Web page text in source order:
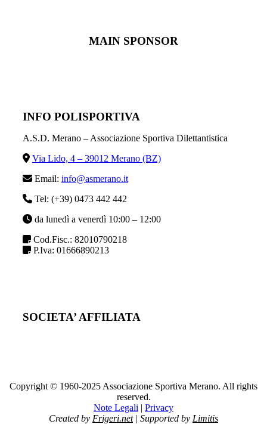
MAIN SPONSOR
INFO POLISPORTIVA
A.S.D. Merano – Associazione Sportiva Dilettantistica
Via Lido, 4 – 39012 Merano (BZ)
Email: info@asmerano.it
Tel: (+39) 0473 442 442
da lunedì a venerdì 10:00 – 12:00
Cod.Fisc.: 82010790218
P.Iva: 01666890213
SOCIETA’ AFFILIATA
Copyright © 1960-2025 Associazione Sportiva Merano. All rights
reserved.
Note Legali | Privacy
Created by Frigeri.net| Supported by Limitis